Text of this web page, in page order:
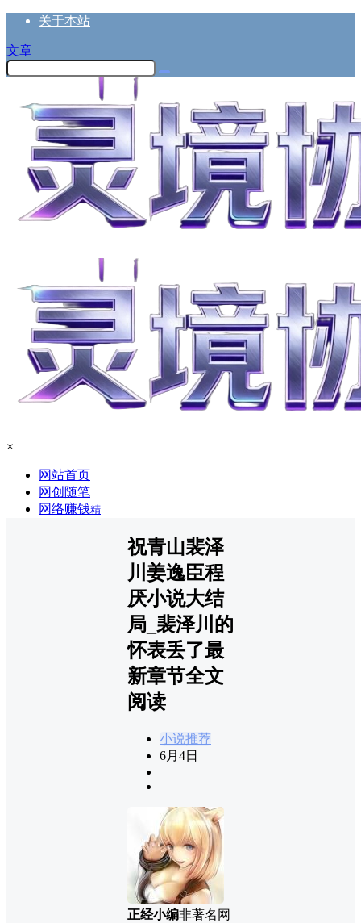
关于本站
文章
×
网站首页
网创随笔
网络赚钱精
祝青山裴泽
川姜逸臣程
厌小说大结
局_裴泽川的
怀表丢了最
新章节全文
阅读
小说推荐
6月4日
正经小编非著名网